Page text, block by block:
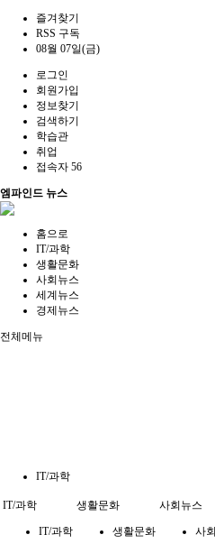
즐겨찾기
RSS 구독
08월 07일(금)
로그인
회원가입
정보찾기
검색하기
학습관
취업
접속자 56
엠파인드 뉴스
홈으로
IT/과학
생활문화
사회뉴스
세계뉴스
경제뉴스
전체메뉴
IT/과학
IT/과학
IT/과학
생활문화
생활문화
사회뉴스
사회